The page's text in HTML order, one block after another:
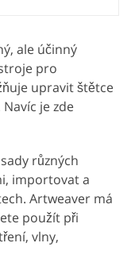
ale účinný
pro
upravit štětce
je zde
různých
importovat a
Artweaver má
použít při
vlny,